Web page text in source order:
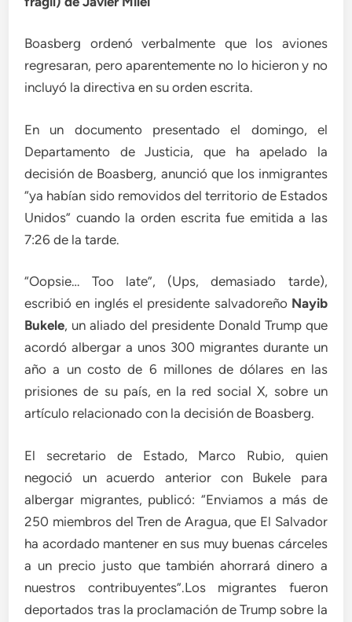
Boasberg ordenó verbalmente que los aviones
regresaran, pero aparentemente no lo hicieron y no
incluyó la directiva en su orden escrita.
En un documento presentado el domingo, el
Departamento de Justicia, que ha apelado la
decisión de Boasberg, anunció que los inmigrantes
“ya habían sido removidos del territorio de Estados
Unidos” cuando la orden escrita fue emitida a las
7:26 de la tarde.
“Oopsie… Too late”, (Ups, demasiado tarde),
escribió en inglés el presidente salvadoreño Nayib
Bukele, un aliado del presidente Donald Trump que
acordó albergar a unos 300 migrantes durante un
año a un costo de 6 millones de dólares en las
prisiones de su país, en la red social X, sobre un
artículo relacionado con la decisión de Boasberg.
El secretario de Estado, Marco Rubio, quien
negoció un acuerdo anterior con Bukele para
albergar migrantes, publicó: “Enviamos a más de
250 miembros del Tren de Aragua, que El Salvador
ha acordado mantener en sus muy buenas cárceles
a un precio justo que también ahorrará dinero a
nuestros contribuyentes”.Los migrantes fueron
deportados tras la proclamación de Trump sobre la